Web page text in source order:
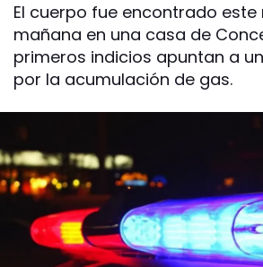
El cuerpo fue encontrado
mañana en una casa de
primeros indicios apuntan a
por la acumulación de gas.